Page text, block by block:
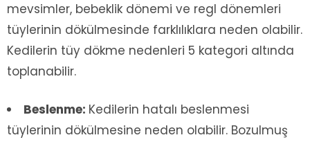
mevsimler, bebeklik dönemi ve regl dönemleri
tüylerinin dökülmesinde farklılıklara neden olabilir.
Kedilerin tüy dökme nedenleri 5 kategori altında
toplanabilir.
Beslenme: Kedilerin hatalı beslenmesi
tüylerinin dökülmesine neden olabilir. Bozulmuş